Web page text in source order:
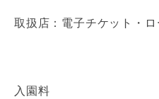
取扱店：電子チケット・ロ
入園料